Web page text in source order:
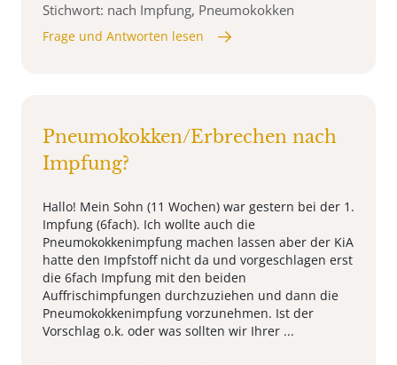
Stichwort: nach Impfung, Pneumokokken
Frage und Antworten lesen
Pneumokokken/Erbrechen nach
Impfung?
Hallo! Mein Sohn (11 Wochen) war gestern bei der 1.
Impfung (6fach). Ich wollte auch die
Pneumokokkenimpfung machen lassen aber der KiA
hatte den Impfstoff nicht da und vorgeschlagen erst
die 6fach Impfung mit den beiden
Auffrischimpfungen durchzuziehen und dann die
Pneumokokkenimpfung vorzunehmen. Ist der
Vorschlag o.k. oder was sollten wir Ihrer ...